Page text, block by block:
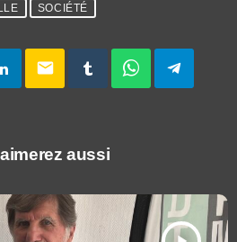
SOCIÉTÉ
email
aussi